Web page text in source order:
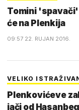
Tomini
će na Plenkija
09:57 22. RUJAN 2016.
VELIKO
Plenkovićeve
jači od